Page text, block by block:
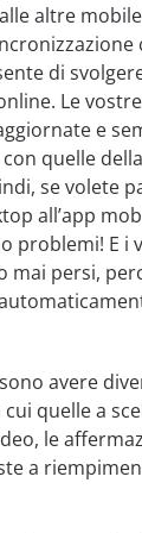
altre
di
Le
e
quelle
se volete
all’app
problemi! E i
mai persi,
avere
quelle a
le
a